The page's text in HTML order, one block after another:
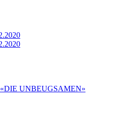
UNBEUGSAMEN»